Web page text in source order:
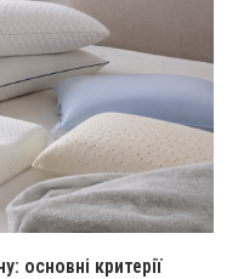
основні критерії